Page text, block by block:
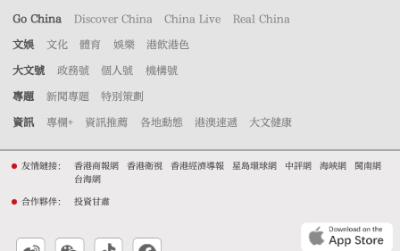
Go China Discover China China Live Real China
文娛 文化 體育 娛樂 港飲港色
大文號 政務號 個人號 機構號
專題 新聞專題 特別策劃
資訊 專欄+ 資訊推薦 各地動態 港澳速遞 大文健康
友情鏈接： 香港商報網 香港衛視 香港經濟導報 星島環球網 中評網 海峽網
閩南網
台海網
合作夥伴： 投資甘肅